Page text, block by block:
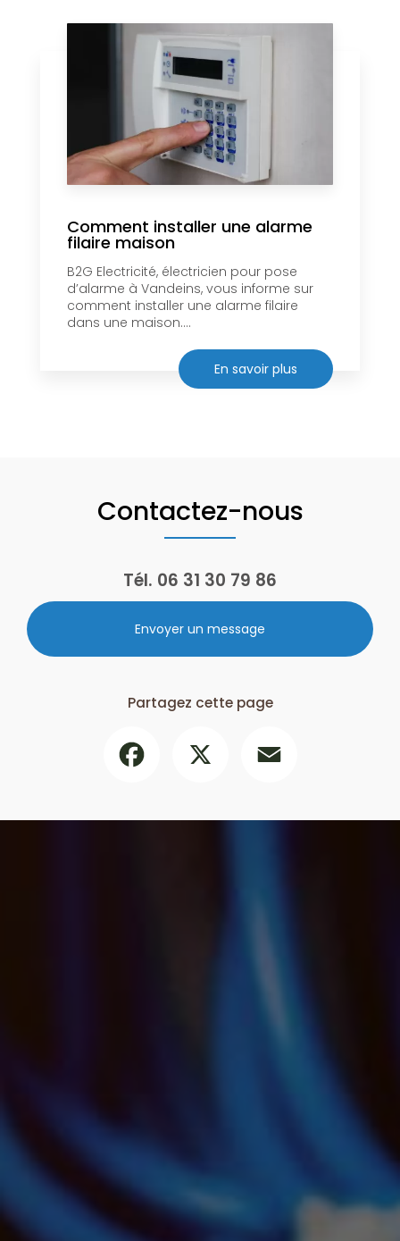
Comment installer une alarme
filaire maison
B2G Electricité, électricien pour pose
d’alarme à Vandeins, vous informe sur
comment installer une alarme filaire
dans une maison....
En savoir plus
Contactez-nous
Tél. 06 31 30 79 86
Envoyer un message
Partagez cette page